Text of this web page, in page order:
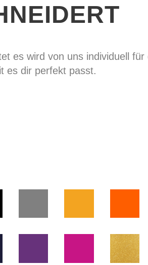
es wird von uns individuell für
es dir perfekt passt.